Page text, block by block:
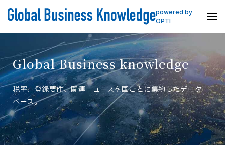
powered by
OPTI
Global Business knowledge
税率、登録要件、関連ニュースを国ごとに集約したデータ
ベース。